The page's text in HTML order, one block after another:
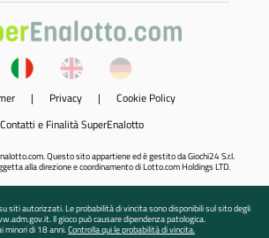
| Privacy | Cookie Policy
Contatti e Finalità SuperEnalotto
Questo sito appartiene ed è gestito da Giochi24 S.r.l.
alla direzione e coordinamento di Lotto.com Holdings LTD.
siti autorizzati. Le probabilità di vincita sono disponibili sul sito degli
Il gioco può causare dipendenza patologica.
minori di 18 anni.Controlla qui le probabilità di vincita.